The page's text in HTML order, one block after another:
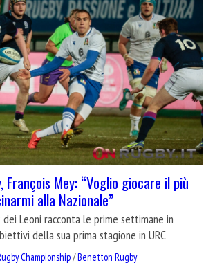
François Mey: “Voglio giocare il più
alla Nazionale”
Leoni racconta le prime settimane in
della sua prima stagione in URC
Championship/Benetton Rugby